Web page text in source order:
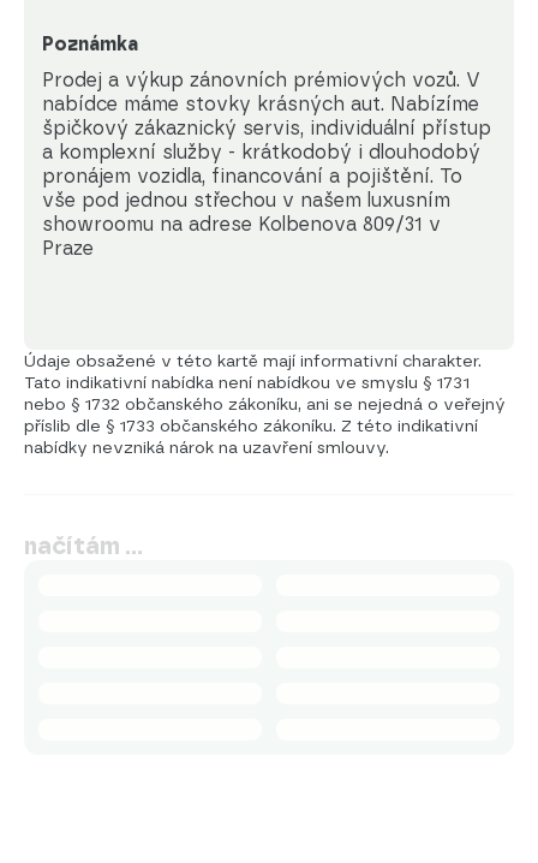
Poznámka
Prodej a výkup zánovních prémiových vozů. V
nabídce máme stovky krásných aut. Nabízíme
špičkový zákaznický servis, individuální přístup
a komplexní služby - krátkodobý i dlouhodobý
pronájem vozidla, financování a pojištění. To
vše pod jednou střechou v našem luxusním
showroomu na adrese Kolbenova 809/31 v
Praze
Údaje obsažené v této kartě mají informativní charakter.
Tato indikativní nabídka není nabídkou ve smyslu § 1731
nebo § 1732 občanského zákoníku, ani se nejedná o veřejný
příslib dle § 1733 občanského zákoníku. Z této indikativní
nabídky nevzniká nárok na uzavření smlouvy.
načítám …